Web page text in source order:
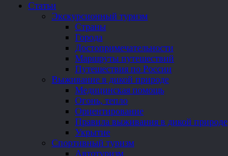
Статьи
Экскурсионный туризм
Страны
Города
Достопримечательности
Маршруты путешествий
Путешествия по России
Выживание в дикой природе
Медицинская помощь
Огонь, тепло
Ориентирование
Правила выживания в дикой природе
Укрытие
Спортивный туризм
Автотуризм